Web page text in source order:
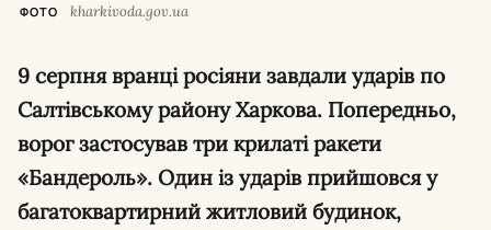
ФОТО kharkivoda.gov.ua
9 серпня вранці росіяни завдали ударів по
Салтівському району Харкова. Попередньо,
ворог застосував три крилаті ракети
«Бандероль». Один із ударів прийшовся у
багатоквартирний житловий будинок,